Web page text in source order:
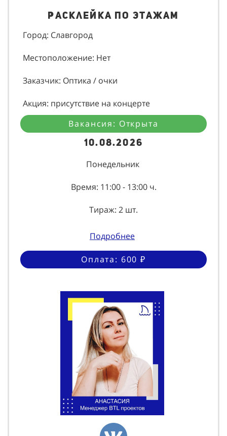
Расклейка по этажам
Город: Славгород
Местоположение: Нет
Заказчик: Оптика / очки
Акция: присутствие на концерте
Вакансия: Открыта
10.08.2026
Понедельник
Время: 11:00 - 13:00 ч.
Тираж: 2 шт.
Подробнее
Оплата: 600 ₽